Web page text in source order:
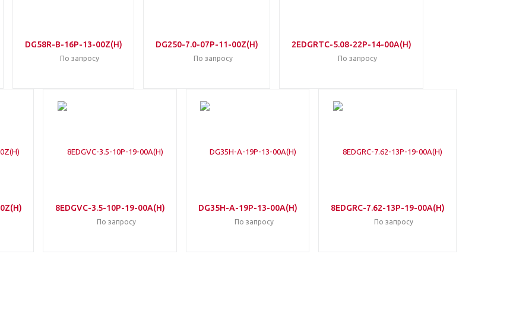
DG58R-B-16P-13-00Z(H)
По запросу
DG250-7.0-07P-11-00Z(H)
По запросу
2EDGRTC-5.08-22P-14-00A(H)
По запросу
8EDGVC-3.5-10P-19-00A(H)
По запросу
DG35H-A-19P-13-00A(H)
По запросу
8EDGRC-7.62-13P-19-00A(H)
По запросу